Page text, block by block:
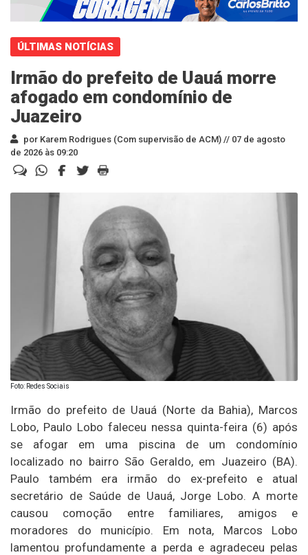
ÚLTIMAS NOTÍCIAS
Irmão do prefeito de Uauá morre
afogado em condomínio de
Juazeiro
por Karem Rodrigues (Com supervisão de ACM) // 07 de agosto
de 2026 às 09:20
Foto: Redes Sociais
Irmão do prefeito de Uauá (Norte da Bahia), Marcos
Lobo, Paulo Lobo faleceu nessa quinta-feira (6) após
se afogar em uma piscina de um condomínio
localizado no bairro São Geraldo, em Juazeiro (BA).
Paulo também era irmão do ex-prefeito e atual
secretário de Saúde de Uauá, Jorge Lobo. A morte
causou comoção entre familiares, amigos e
moradores do município. Em nota, Marcos Lobo
lamentou profundamente a perda e agradeceu pelas